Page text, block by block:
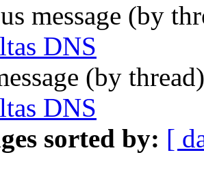
message (by
DNS
(by
DNS
sorted by: [